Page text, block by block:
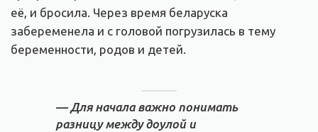
её, и бросила. Через время беларуска
забеременела и с головой погрузилась в тему
беременности, родов и детей.
— Для начала важно понимать
разницу между доулой и